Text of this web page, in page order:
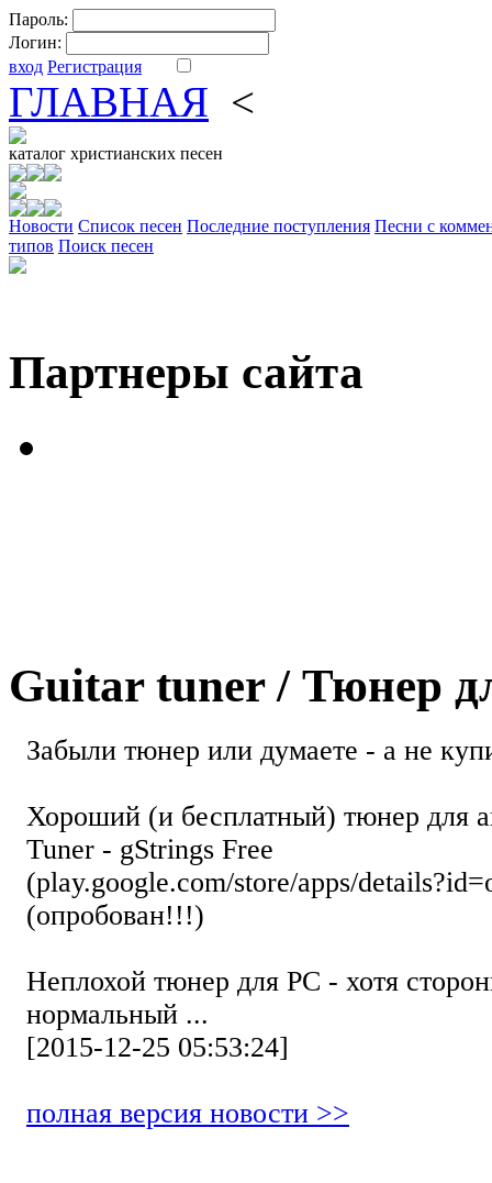
Пароль:
Логин:
вход Регистрация
ГЛАВНАЯ <
каталог христианских песен
Новости Cписок песен Последние поступления Песни с
типов Поиск песен
Партнеры сайта
Guitar tuner / Тюнер
Забыли тюнер или думаете - а не
Хороший (и бесплатный) тюнер для
Tuner - gStrings Free
(play.google.com/store/apps/
(опробован!!!)
Неплохой тюнер для РС - хотя
нормальный ...
[2015-12-25 05:53:24]
полная версия новости >>